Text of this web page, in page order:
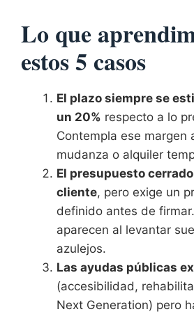
Lo que
estos 5 casos
El plazo siempre se
un 20% respecto a lo
Contempla ese margen
mudanza o alquiler
El presupuesto
cliente, pero exige un
definido antes de
aparecen al levantar
azulejos.
Las ayudas públicas
(accesibilidad,
Next Generation) pero